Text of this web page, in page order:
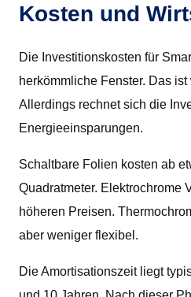
Kosten und
Die Investitionskosten für
herkömmliche Fenster. Das
Allerdings rechnet sich die
Energieeinsparungen.
Schaltbare Folien kosten ab
Quadratmeter. Elektrochrome
höheren Preisen.
aber weniger flexibel.
Die Amortisationszeit liegt